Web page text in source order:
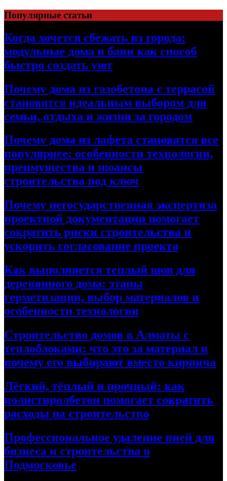
Перейти
к
содержимому
Популярные статьи
Когда хочется сбежать из города:
модульные дома и бани как способ
быстро создать уют
Почему дома из газобетона с террасой
становятся идеальным выбором для
семьи, отдыха и жизни за городом
Почему дома из лафета становятся все
популярнее: особенности технологии,
преимущества и нюансы
строительства под ключ
Почему негосударственная экспертиза
проектной документации помогает
сократить риски строительства и
ускорить согласование проекта
Как выполняется теплый шов для
деревянного дома: этапы
герметизации, выбор материалов и
особенности технологии
Строительство домов в Алматы с
теплоблоками: что это за материал и
почему его выбирают вместо кирпича
Лёгкий, тёплый и прочный: как
полистиролбетон помогает сократить
расходы на строительство
Профессиональное удаление пней для
бизнеса и строительства в
Подмосковье